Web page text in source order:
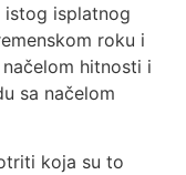
istog isplatnog
roku i
hitnosti i
sa načelom
koja su to